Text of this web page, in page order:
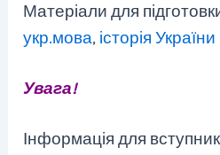
Матеріали для
укр.мова, історія України
Увага!
Інформація для